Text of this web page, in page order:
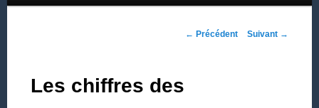
Navigation des articles
← Précédent Suivant →
Les chiffres des